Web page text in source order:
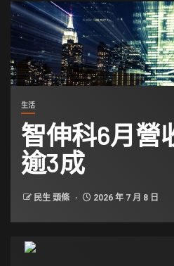
生活
智伸科6月營
逾3成
民生 頭條 2026 年 7 月 8 日